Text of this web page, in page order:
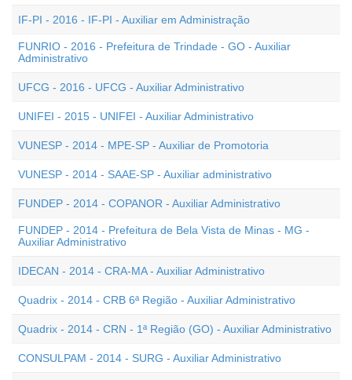
IF-PI - 2016 - IF-PI - Auxiliar em Administração
FUNRIO - 2016 - Prefeitura de Trindade - GO - Auxiliar
Administrativo
UFCG - 2016 - UFCG - Auxiliar Administrativo
UNIFEI - 2015 - UNIFEI - Auxiliar Administrativo
VUNESP - 2014 - MPE-SP - Auxiliar de Promotoria
VUNESP - 2014 - SAAE-SP - Auxiliar administrativo
FUNDEP - 2014 - COPANOR - Auxiliar Administrativo
FUNDEP - 2014 - Prefeitura de Bela Vista de Minas - MG -
Auxiliar Administrativo
IDECAN - 2014 - CRA-MA - Auxiliar Administrativo
Quadrix - 2014 - CRB 6ª Região - Auxiliar Administrativo
Quadrix - 2014 - CRN - 1ª Região (GO) - Auxiliar Administrativo
CONSULPAM - 2014 - SURG - Auxiliar Administrativo